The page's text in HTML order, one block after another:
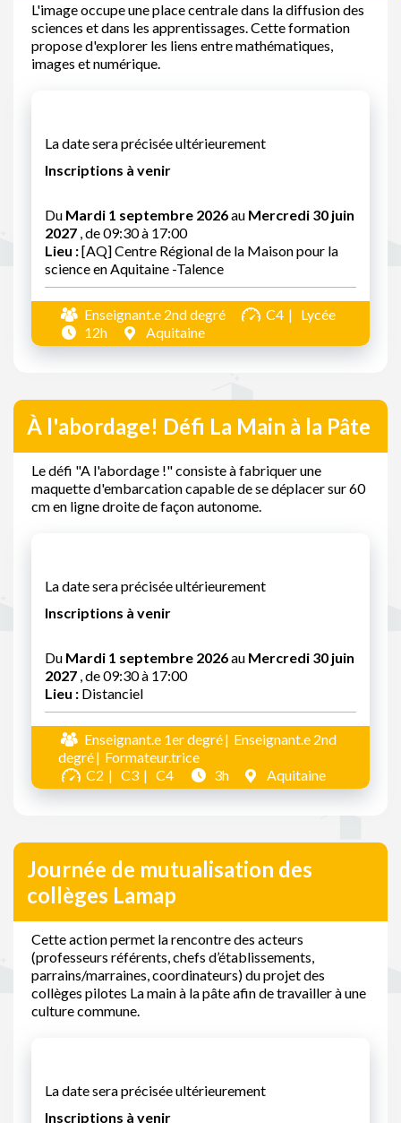
L'image occupe une place centrale dans la diffusion des
sciences et dans les apprentissages. Cette formation
propose d'explorer les liens entre mathématiques,
images et numérique.
La date sera précisée ultérieurement
Inscriptions à venir
Du Mardi 1 septembre 2026au Mercredi 30 juin
2027 , de 09:30 à 17:00
Lieu :[AQ] Centre Régional de la Maison pour la
science en Aquitaine -Talence
Enseignant.e 2nd degré C4
Lycée
12h
Aquitaine
À l'abordage! Défi La Main à la Pâte
Le défi "A l'abordage !" consiste à fabriquer une
maquette d'embarcation capable de se déplacer sur 60
cm en ligne droite de façon autonome.
La date sera précisée ultérieurement
Inscriptions à venir
Du Mardi 1 septembre 2026au Mercredi 30 juin
2027 , de 09:30 à 17:00
Lieu : Distanciel
Enseignant.e 1er degré
Enseignant.e 2nd
degré
Formateur.trice
C2
C3 C4 3h Aquitaine
Journée de mutualisation des
collèges Lamap
Cette action permet la rencontre des acteurs
(professeurs référents, chefs d’établissements,
parrains/marraines, coordinateurs) du projet des
collèges pilotes La main à la pâte afin de travailler à une
culture commune.
La date sera précisée ultérieurement
Inscriptions à venir